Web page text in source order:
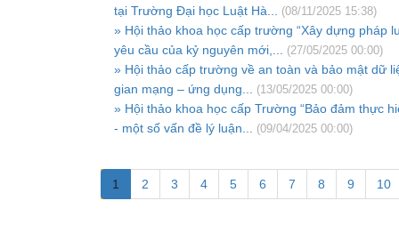
tại Trường Đại học Luật Hà...
(08/11/2025 15:38)
» Hội thảo khoa học cấp trường “Xây dựng pháp
yêu cầu của kỷ nguyên mới,...
(27/05/2025 00:00)
» Hội thảo cấp trường về an toàn và bảo mật dữ
gian mạng – ứng dụng...
(13/05/2025 00:00)
» Hội thảo khoa học cấp Trường “Bảo đảm thực
- một số vấn đề lý luận...
(09/04/2025 00:00)
1 2 3 4 5 6 7 8 9 10